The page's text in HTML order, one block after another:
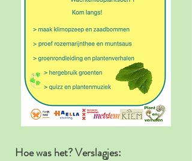
Hoe was het? Verslagjes: